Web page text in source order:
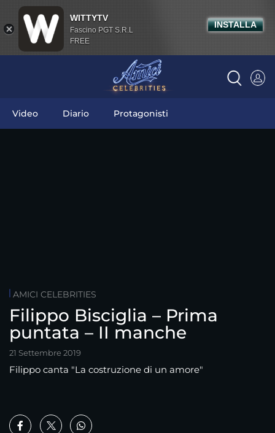
Video Diario Protagonisti
AMICI CELEBRITIES
Filippo Bisciglia – Prima
puntata – II manche
21 Settembre 2019
Filippo canta "La costruzione di un amore"
WITTYTV
Fascino PGT S.R.L
FREE
INSTALLA